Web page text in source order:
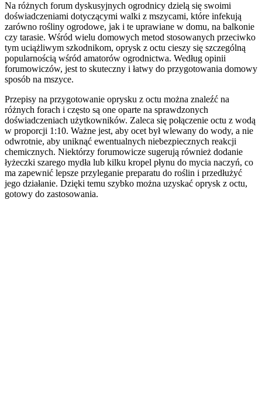
Na różnych forum dyskusyjnych ogrodnicy dzielą się swoimi
doświadczeniami dotyczącymi walki z mszycami, które infekują
zarówno rośliny ogrodowe, jak i te uprawiane w domu, na balkonie
czy tarasie. Wśród wielu domowych metod stosowanych przeciwko
tym uciążliwym szkodnikom, oprysk z octu cieszy się szczególną
popularnością wśród amatorów ogrodnictwa. Według opinii
forumowiczów, jest to skuteczny i łatwy do przygotowania domowy
sposób na mszyce.
Przepisy na przygotowanie oprysku z octu można znaleźć na
różnych forach i często są one oparte na sprawdzonych
doświadczeniach użytkowników. Zaleca się połączenie octu z wodą
w proporcji 1:10. Ważne jest, aby ocet był wlewany do wody, a nie
odwrotnie, aby uniknąć ewentualnych niebezpiecznych reakcji
chemicznych. Niektórzy forumowicze sugerują również dodanie
łyżeczki szarego mydła lub kilku kropel płynu do mycia naczyń, co
ma zapewnić lepsze przyleganie preparatu do roślin i przedłużyć
jego działanie. Dzięki temu szybko można uzyskać oprysk z octu,
gotowy do zastosowania.